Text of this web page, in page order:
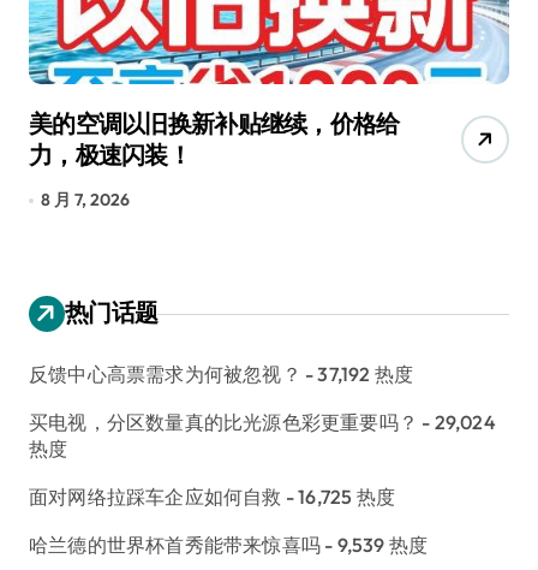
追觅清洁电器全球累计出货量破
4000万台，技术创新驱动多品类增
长
热门话题
反馈中心高票需求为何被忽视？ - 37,192 热度
买电视，分区数量真的比光源色彩更重要吗？ - 29,024
热度
面对网络拉踩车企应如何自救 - 16,725 热度
哈兰德的世界杯首秀能带来惊喜吗 - 9,539 热度